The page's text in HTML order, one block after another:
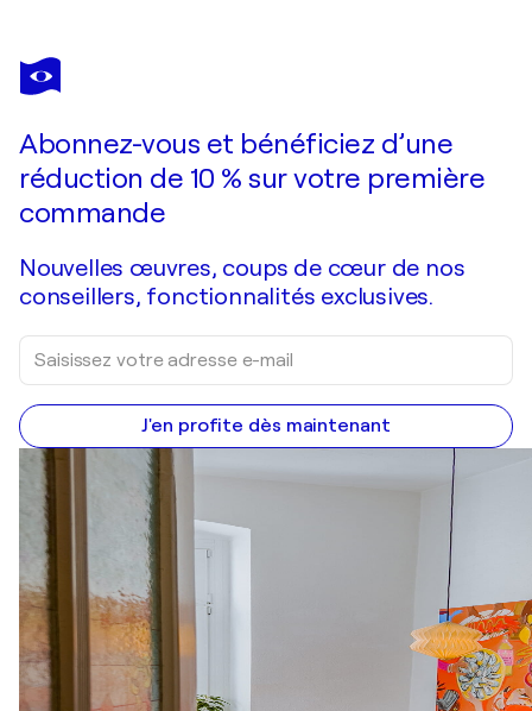
ELLEN FASTHUBER-HUEMER
Still Life With A Bottle
Abonnez-vous et bénéficiez d’une
réduction de 10 % sur votre première
commande
Nouvelles œuvres, coups de cœur de nos
conseillers, fonctionnalités exclusives.
J'en profite dès maintenant